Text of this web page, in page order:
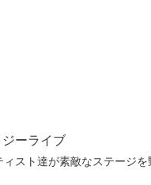
ーライブ
スト達が素敵なステージを